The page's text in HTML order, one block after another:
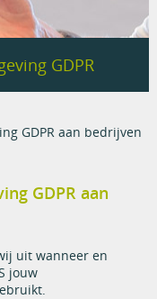
GDPR
GDPR aan bedrijven
GDPR aan
uit wanneer en
jouw